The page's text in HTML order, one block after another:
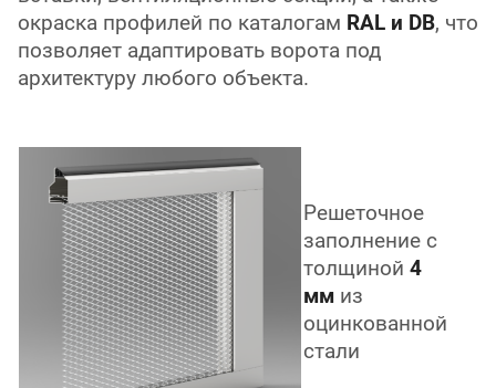
окраска профилей по каталогам RAL и DB, что
позволяет адаптировать ворота под
архитектуру любого объекта.
Решеточное
заполнение с
толщиной 4
мм из
оцинкованной
стали